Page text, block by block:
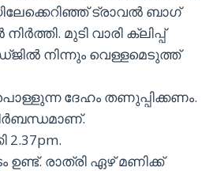
ട്രാവൽ ബാഗ്
മുടി വാരി ക്ലിപ്പ്
നിന്നും വെള്ളമെടുത്ത്
ദേഹം തണുപ്പിക്കണം.
രാത്രി ഏഴ് മണിക്ക്